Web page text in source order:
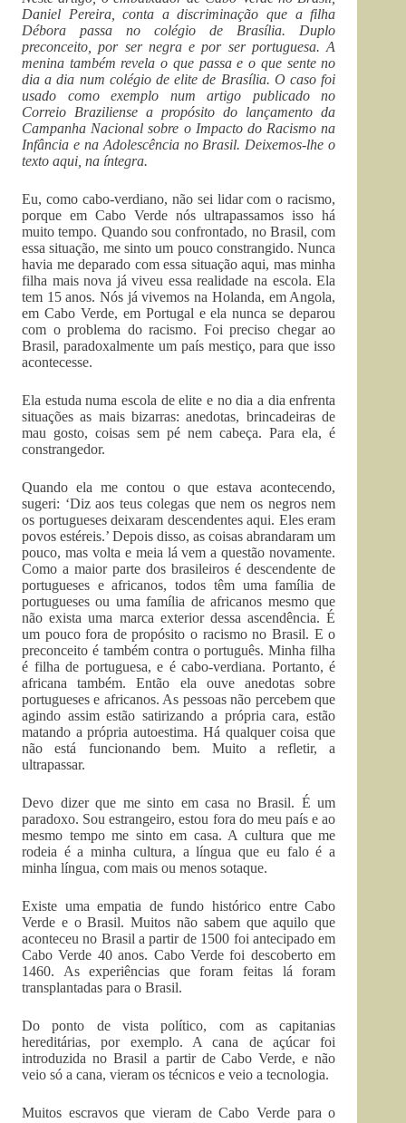
Daniel Pereira, conta a discriminação que a filha
Débora passa no colégio de Brasília. Duplo
preconceito, por ser negra e por ser portuguesa. A
menina também revela o que passa e o que sente no
dia a dia num colégio de elite de Brasília. O caso foi
usado como exemplo num artigo publicado no
Correio Braziliense a propósito do lançamento da
Campanha Nacional sobre o Impacto do Racismo na
Infância e na Adolescência no Brasil. Deixemos-lhe o
texto aqui, na íntegra.
Eu, como cabo-verdiano, não sei lidar com o racismo,
porque em Cabo Verde nós ultrapassamos isso há
muito tempo. Quando sou confrontado, no Brasil, com
essa situação, me sinto um pouco constrangido. Nunca
havia me deparado com essa situação aqui, mas minha
filha mais nova já viveu essa realidade na escola. Ela
tem 15 anos. Nós já vivemos na Holanda, em Angola,
em Cabo Verde, em Portugal e ela nunca se deparou
com o problema do racismo. Foi preciso chegar ao
Brasil, paradoxalmente um país mestiço, para que isso
acontecesse.
Ela estuda numa escola de elite e no dia a dia enfrenta
situações as mais bizarras: anedotas, brincadeiras de
mau gosto, coisas sem pé nem cabeça. Para ela, é
constrangedor.
Quando ela me contou o que estava acontecendo,
sugeri: ‘Diz aos teus colegas que nem os negros nem
os portugueses deixaram descendentes aqui. Eles eram
povos estéreis.’ Depois disso, as coisas abrandaram um
pouco, mas volta e meia lá vem a questão novamente.
Como a maior parte dos brasileiros é descendente de
portugueses e africanos, todos têm uma família de
portugueses ou uma família de africanos mesmo que
não exista uma marca exterior dessa ascendência. É
um pouco fora de propósito o racismo no Brasil. E o
preconceito é também contra o português. Minha filha
é filha de portuguesa, e é cabo-verdiana. Portanto, é
africana também. Então ela ouve anedotas sobre
portugueses e africanos. As pessoas não percebem que
agindo assim estão satirizando a própria cara, estão
matando a própria autoestima. Há qualquer coisa que
não está funcionando bem. Muito a refletir, a
ultrapassar.
Devo dizer que me sinto em casa no Brasil. É um
paradoxo. Sou estrangeiro, estou fora do meu país e ao
mesmo tempo me sinto em casa. A cultura que me
rodeia é a minha cultura, a língua que eu falo é a
minha língua, com mais ou menos sotaque.
Existe uma empatia de fundo histórico entre Cabo
Verde e o Brasil. Muitos não sabem que aquilo que
aconteceu no Brasil a partir de 1500 foi antecipado em
Cabo Verde 40 anos. Cabo Verde foi descoberto em
1460. As experiências que foram feitas lá foram
transplantadas para o Brasil.
Do ponto de vista político, com as capitanias
hereditárias, por exemplo. A cana de açúcar foi
introduzida no Brasil a partir de Cabo Verde, e não
veio só a cana, vieram os técnicos e veio a tecnologia.
Muitos escravos que vieram de Cabo Verde para o